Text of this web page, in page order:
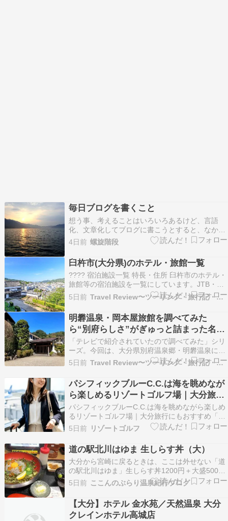
毎日ブログを書くこと
想う事、考えることはいろいろあるけど、言語
化、文章化してブログに書こうとすると、なかな
かまとまらなかったり、面倒だったりします。仕
事で使っているcopilotは大分育ってきて、担当業
務向けの内容がチラチラ回答に混ざってくるよう
になりましたが、プライベートで使っている
copilot…
4日前 螺旋階段
臼杵市(大分県)のホテル・旅館一覧
???? 宿泊施設一覧 特長・住所 臼杵市のホテル・
旅館等の宿泊施設を一覧にしています。JTB・じ
ゃらん・楽天トラベル・宿の公式サイトなど、複
数のサイトから比較＆予約ができます。 ???? 宿
泊クーポン(ふるさと納税)＆旅行ガイドブックは
こちら ■クレドホテル臼杵 特長：男女別大…
5日前 Travel Review〜ツーリング・旅行記・旅情報〜
明礬温泉・岡本屋旅館を調べてみた
ら“別府らしさ”がぎゅっと詰まった名宿
だった♨️✨
「テレビで紹介されていたので調べてみた」シリ
ーズ。今回は、大分県別府温泉郷・明礬温泉にあ
る岡本屋旅館さんを深掘りしてみました????。
創業140年以上、別府の湯文化を守り続ける老舗
旅館として知られ、名物の地獄蒸しプリンは全国
区の人気。実際に公式サイトや口コミを読み込ん
でみると、…
5日前 Travel Review〜ツーリング・旅行記・旅情報〜
パシフィックブルーC.C.は海を眺めなが
ら楽しめるリゾートゴルフ場｜大分旅行
にもおすすめ
パシフィックブルーC.C.は海を眺めながら楽しめ
るリゾートゴルフ場｜大分旅行にもおすすめ「せ
っかくゴルフ旅行へ行くなら、景色も温泉も楽し
みたい。」 そんな方におすすめしたいのが、大分
県にあるパシフィックブルーC.C.です。海を望む
ロケーションでプレーできるだけでなく、周辺に
は温…
5日前 リゾートゴルフ
道の駅北川はゆま 生しらす丼（大）
大分から宮崎に戻るときは、ここは外せない「道
の駅北川はゆま」生しらす丼1200円＋大盛500円
＋しらす吸い物変更100円 生しらす丼（大） しら
すのお吸い物 切り干し大根の煮物 大根の漬物
5日前 ここんのぶらり温泉紀行ブログ
【大分】ホテル 金水苑／天然温泉 大分
クレインホテル高城店